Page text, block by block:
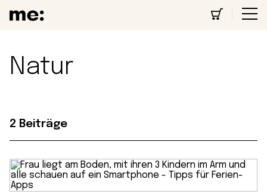
Natur
2 Beiträge